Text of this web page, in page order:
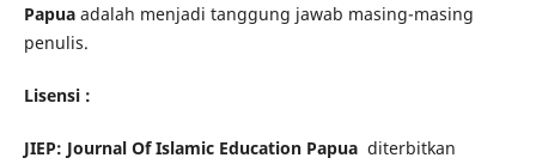
Papuaadalah menjadi tanggung jawab masing-masing
penulis.
Lisensi :
JIEP: Journal Of Islamic Education Papuaditerbitkan